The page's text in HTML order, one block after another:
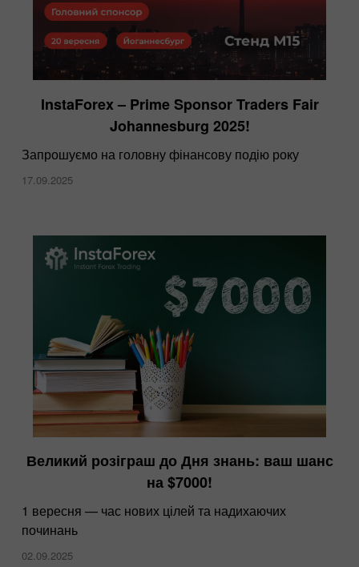
InstaForex – Prime Sponsor Traders Fair
Johannesburg 2025!
Запрошуємо на головну фінансову подію року
17.09.2025
Великий розіграш до Дня знань: ваш шанс
на $7000!
1 вересня — час нових цілей та надихаючих
починань
02.09.2025